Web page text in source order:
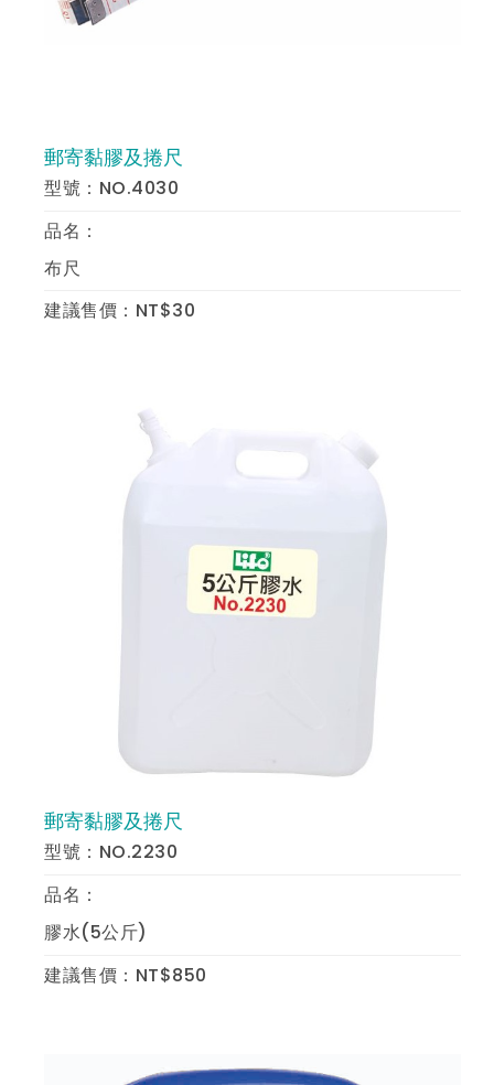
郵寄黏膠及捲尺
型號：NO.4030
品名：
布尺
建議售價：NT$30
郵寄黏膠及捲尺
型號：NO.2230
品名：
膠水(5公斤)
建議售價：NT$850